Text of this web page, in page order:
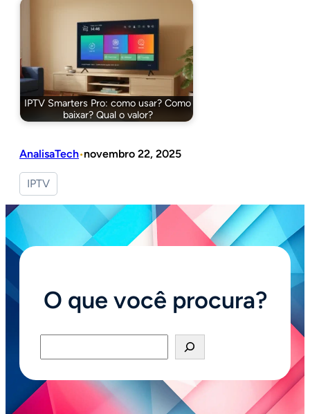
IPTV Smarters Pro: como usar? Como
baixar? Qual o valor?
AnalisaTech•novembro 22, 2025
IPTV
O que você procura?